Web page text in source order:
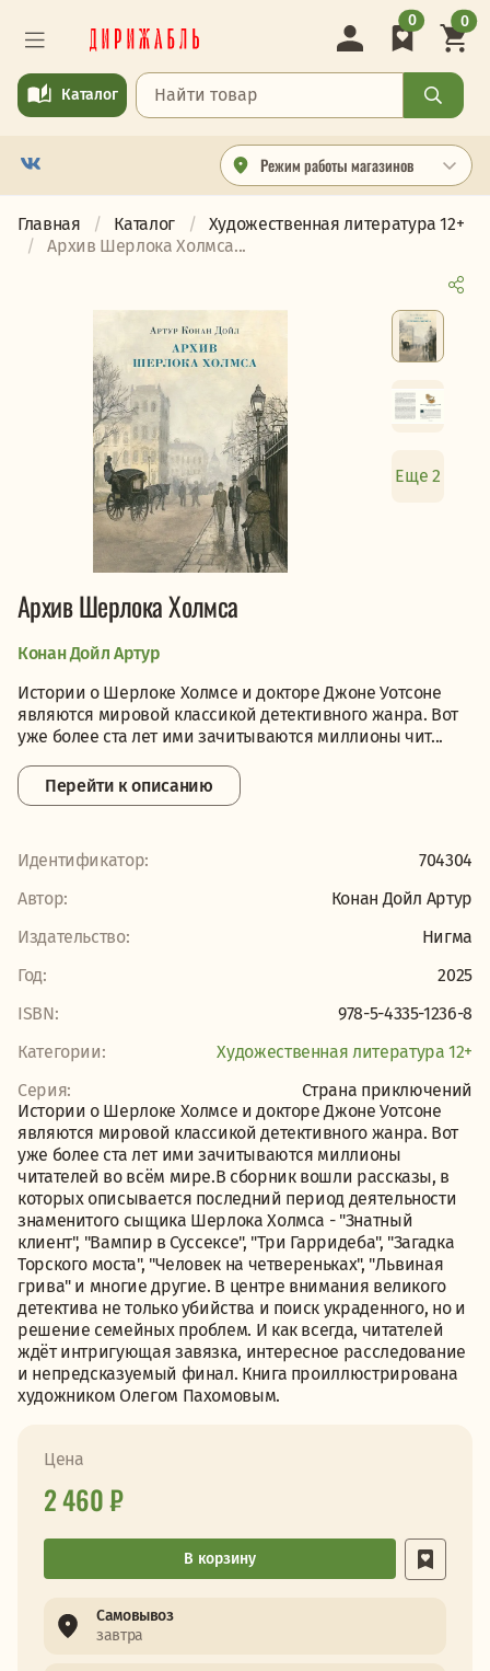
Режим работы магазинов
Каталог
0 0
Главная Каталог
Художественная литература 12+
Архив Шерлока Холмса...
Еще 2
Архив Шерлока Холмса
Конан Дойл Артур
Истории о Шерлоке Холмсе и докторе Джоне Уотсоне
являются мировой классикой детективного жанра. Вот
уже более ста лет ими зачитываются миллионы чит...
Перейти к описанию
Идентификатор:
704304
Автор:
Конан Дойл Артур
Издательство:
Нигма
Год:
2025
ISBN:
978-5-4335-1236-8
Категории:
Художественная литература 12+
Серия:
Страна приключений
Истории о Шерлоке Холмсе и докторе Джоне Уотсоне
являются мировой классикой детективного жанра. Вот
уже более ста лет ими зачитываются миллионы
читателей во всём мире.В сборник вошли рассказы, в
которых описывается последний период деятельности
знаменитого сыщика Шерлока Холмса - "Знатный
клиент", "Вампир в Суссексе", "Три Гарридеба", "Загадка
Торского моста", "Человек на четвереньках", "Львиная
грива" и многие другие. В центре внимания великого
детектива не только убийства и поиск украденного, но и
решение семейных проблем. И как всегда, читателей
ждёт интригующая завязка, интересное расследование
и непредсказуемый финал. Книга проиллюстрирована
художником Олегом Пахомовым.
Цена
2 460 ₽
В корзину
Самовывоз
завтра